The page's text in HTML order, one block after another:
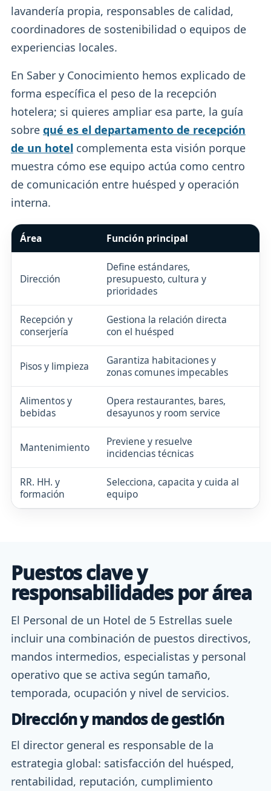
lavandería propia, responsables de calidad,
coordinadores de sostenibilidad o equipos de
experiencias locales.
En Saber y Conocimiento hemos explicado de
forma específica el peso de la recepción
hotelera; si quieres ampliar esa parte, la guía
sobre qué es el departamento de recepción
de un hotel complementa esta visión porque
muestra cómo ese equipo actúa como centro
de comunicación entre huésped y operación
interna.
Área Función principal
Dirección
Define estándares,
presupuesto, cultura y
prioridades
Recepción y
conserjería
Gestiona la relación directa
con el huésped
Pisos y limpieza
Garantiza habitaciones y
zonas comunes impecables
Alimentos y
bebidas
Opera restaurantes, bares,
desayunos y room service
Mantenimiento
Previene y resuelve
incidencias técnicas
RR. HH. y
formación
Selecciona, capacita y cuida al
equipo
Puestos clave y
responsabilidades por área
El Personal de un Hotel de 5 Estrellas suele
incluir una combinación de puestos directivos,
mandos intermedios, especialistas y personal
operativo que se activa según tamaño,
temporada, ocupación y nivel de servicios.
Dirección y mandos de gestión
El director general es responsable de la
estrategia global: satisfacción del huésped,
rentabilidad, reputación, cumplimiento